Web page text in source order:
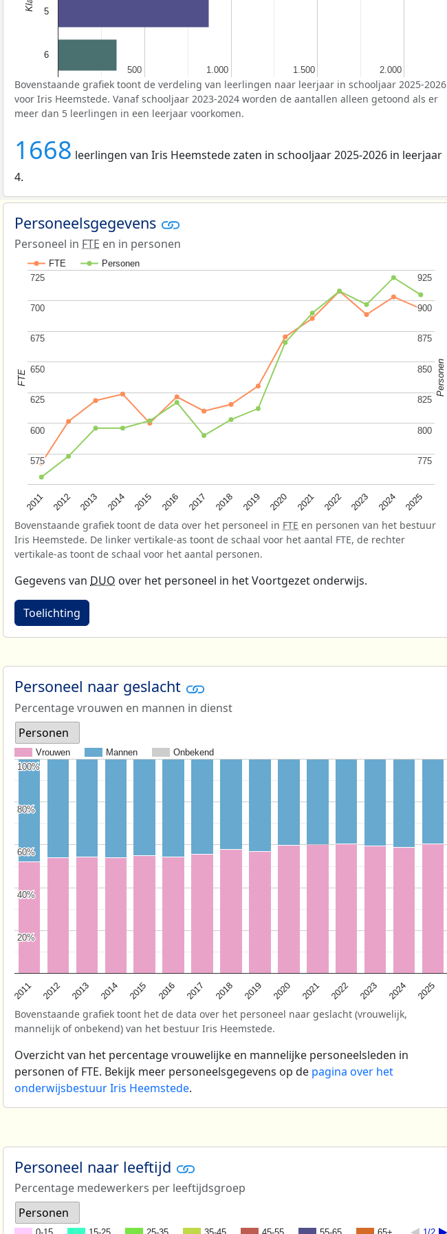
500
500 1.000
1.000 1.500
1.500 2.000
2.000
5
6
Bovenstaande grafiek toont de verdeling van leerlingen naar leerjaar in schooljaar 2025-2026
voor Iris Heemstede. Vanaf schooljaar 2023-2024 worden de aantallen alleen getoond als er
meer dan 5 leerlingen in een leerjaar voorkomen.
1668 leerlingen van Iris Heemstede zaten in schooljaar 2025-2026 in leerjaar
4.
Personeelsgegevens
Personeel in FTE en in personen
FTE Personen
2011 2012 2013 2014 2015 2016 2017 2018 2019 2020 2021 2022 2023 2024 2025
575
575
600
600
625
625
650
650
675
675
700
700
725
725
775
775
800
800
825
825
850
850
875
875
900
900
925
925
FTE Personen
Bovenstaande grafiek toont de data over het personeel in FTE en personen van het bestuur
Iris Heemstede. De linker vertikale-as toont de schaal voor het aantal FTE, de rechter
vertikale-as toont de schaal voor het aantal personen.
Gegevens van DUO over het personeel in het Voortgezet onderwijs.
Toelichting
Personeel naar geslacht
Percentage vrouwen en mannen in dienst
Personen
Vrouwen Mannen Onbekend
2011 2012 2013 2014 2015 2016 2017 2018 2019 2020 2021 2022 2023 2024 2025
20%
20%
40%
40%
60%
60%
80%
80%
100%
100%
Bovenstaande grafiek toont het de data over het personeel naar geslacht (vrouwelijk,
mannelijk of onbekend) van het bestuur Iris Heemstede.
Overzicht van het percentage vrouwelijke en mannelijke personeelsleden in
personen of FTE. Bekijk meer personeelsgegevens op de pagina over het
onderwijsbestuur Iris Heemstede.
Personeel naar leeftijd
Percentage medewerkers per leeftijdsgroep
Personen